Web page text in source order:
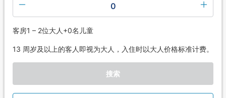
0
客房1 – 2位大人+0名儿童
13 周岁及以上的客人即视为大人，入住时以大人价格标准计费。
搜索